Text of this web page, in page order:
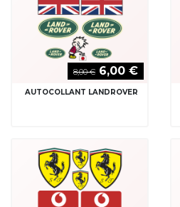
8,00 € 6,00 €
AUTOCOLLANT LANDROVER